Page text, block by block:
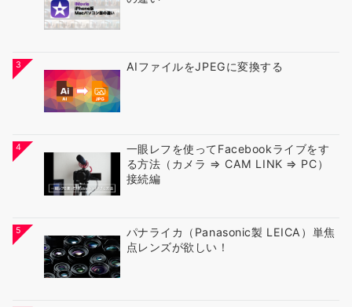
3 AIファイルをJPEGに変換する
4
一眼レフを使ってFacebookライブをす
る方法（カメラ ⇒ CAM LINK ⇒ PC）
接続編
5
パナライカ（Panasonic製 LEICA）単焦
点レンズが欲しい！